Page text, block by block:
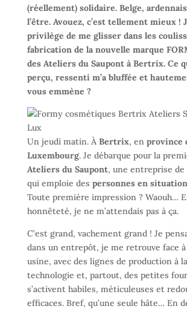
(réellement) solidaire. Belge,
l’être. Avouez, c’est tellement mieux !
privilège de me glisser dans les
fabrication de la nouvelle marque
des Ateliers du Saupont à Bertrix. Ce
perçu, ressenti m’a bluffée et
vous emmène ?
Un jeudi matin. À Bertrix, en province
Luxembourg. Je débarque pour la
Ateliers du Saupont, une entreprise de
qui emploie des personnes en
Toute première impression ? Waouh…
honnêteté, je ne m’attendais pas à ça.
C’est grand, vachement grand ! Je
dans un entrepôt, je me retrouve face
usine, avec des lignes de production à
technologie et, partout, des petites
s’activent habiles, méticuleuses et
efficaces. Bref, qu’une seule hâte… En